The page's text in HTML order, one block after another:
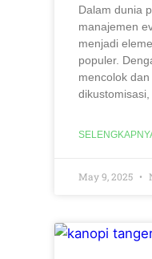
Dalam dunia
manajemen
menjadi
populer.
mencolok
dikustomisasi,
May 9, 2025